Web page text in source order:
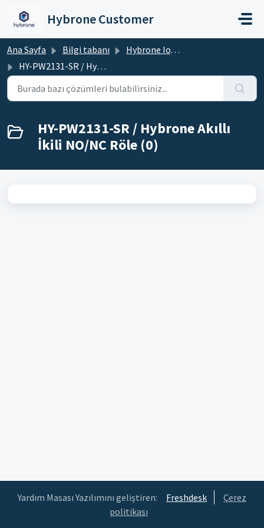
Hybrone Customer
Ana Sayfa Bilgi tabanı
Hybrone IoT Cihazlar
HY-PW2131-SR / Hybrone Akıllı İkili NO/NC Röle
HY-PW2131-SR / Hybrone Akıllı
İkili NO/NC Röle (0)
Yardım Masası Yazılımını geliştiren: Freshdesk
Çerez
politikası